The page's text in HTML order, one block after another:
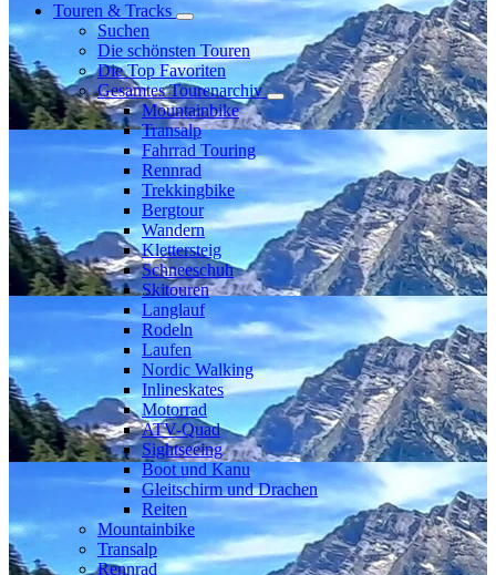
Touren & Tracks
Suchen
Die schönsten Touren
Die Top Favoriten
Gesamtes Tourenarchiv
Mountainbike
Transalp
Fahrrad Touring
Rennrad
Trekkingbike
Bergtour
Wandern
Klettersteig
Schneeschuh
Skitouren
Langlauf
Rodeln
Laufen
Nordic Walking
Inlineskates
Motorrad
ATV-Quad
Sightseeing
Boot und Kanu
Gleitschirm und Drachen
Reiten
Mountainbike
Transalp
Rennrad